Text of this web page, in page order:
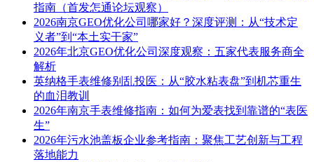
指南（首发怎通论坛观察）
2026南京GEO优化公司哪家好？深度评测：从“技术定
义者”到“本土实干家”
2026年北京GEO优化公司深度观察：五家代表服务商全
解析
英纳格手表维修别乱投医：从“胶水粘表盘”到机芯重生
的血泪教训
2026年南京手表维修指南：如何为爱表找到靠谱的“表医
生”
2026年污水池盖板企业参考指南：聚焦工艺创新与工程
落地能力